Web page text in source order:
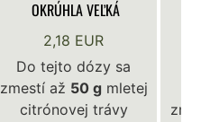
OKRÚHLA VEĽKÁ
2,18 EUR
Do tejto dózy sa
zmestí až 50 gmletej
citrónovej trávy